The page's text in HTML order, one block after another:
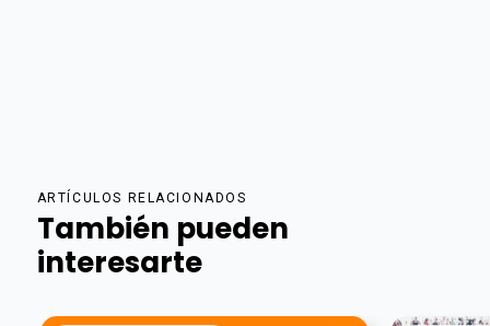
ARTÍCULOS RELACIONADOS
También pueden
interesarte